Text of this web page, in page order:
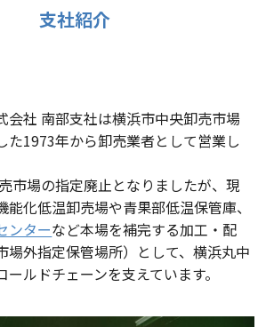
支社紹介
会社 南部支社は横浜市中央卸売市場
た1973年から卸売業者として営業し
市場の指定廃止となりましたが、現
化低温卸売場や青果部低温保管庫、
ンターなど本場を補完する加工・配
場外指定保管場所）として、横浜丸中
ルドチェーンを支えています。